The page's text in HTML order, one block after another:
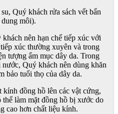
Quý khách rửa sách vết bẩn
môi).
nên hạn chế tiếp xúc với
xúc thường xuyên và trong
tượng ẩm mục dây da. Trong
Quý khách nên dùng khăn
bảo tuổi thọ của dây da.
đồng hồ lên các vật cứng,
làm mặt đồng hồ bị xước do
cao hơn chất liệu kính.